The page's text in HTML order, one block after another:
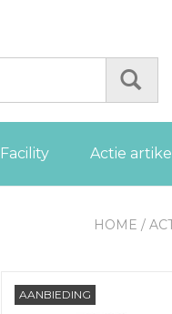
Facility Actie
HOME /
AANBIEDING
vellen, P210PR rood